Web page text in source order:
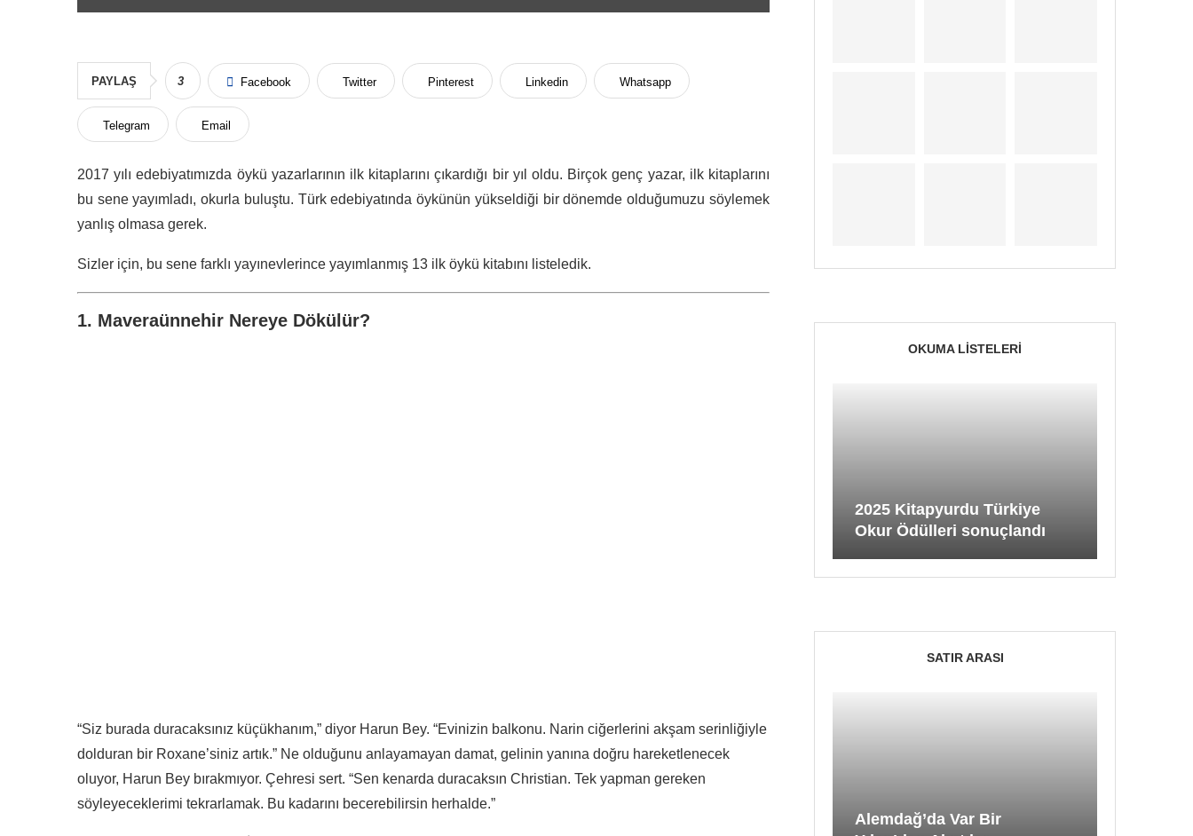
PAYLAŞ 3 Facebook Twitter Pinterest Linkedin Whatsapp
Telegram Email
2017 yılı edebiyatımızda öykü yazarlarının ilk kitaplarını çıkardığı bir yıl oldu. Birçok genç yazar, ilk kitaplarını
bu sene yayımladı, okurla buluştu. Türk edebiyatında öykünün yükseldiği bir dönemde olduğumuzu söylemek
yanlış olmasa gerek.
Sizler için, bu sene farklı yayınevlerince yayımlanmış 13 ilk öykü kitabını listeledik.
1. Maveraünnehir Nereye Dökülür?
“Siz burada duracaksınız küçükhanım,” diyor Harun Bey. “Evinizin balkonu. Narin ciğerlerini akşam serinliğiyle
dolduran bir Roxane’siniz artık.” Ne olduğunu anlayamayan damat, gelinin yanına doğru hareketlenecek
oluyor, Harun Bey bırakmıyor. Çehresi sert. “Sen kenarda duracaksın Christian. Tek yapman gereken
söyleyeceklerimi tekrarlamak. Bu kadarını becerebilirsin herhalde.”
OKUMA LISTELERI
2025 Kitapyurdu Türkiye
Okur Ödülleri sonuçlandı
SATIR ARASI
Alemdağ’da Var Bir